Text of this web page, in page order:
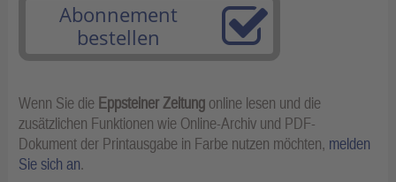
Abonnement
bestellen
Wenn Sie die Eppsteiner Zeitung online lesen und die
zusätzlichen Funktionen wie Online-Archiv und PDF-
Dokument der Printausgabe in Farbe nutzen möchten, melden
Sie sich an.